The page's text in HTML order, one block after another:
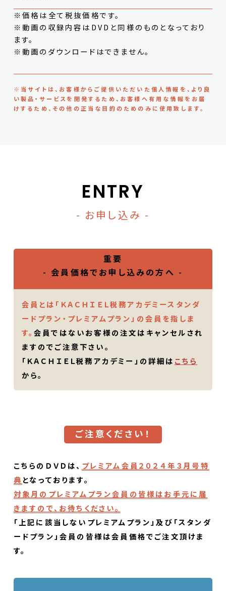
※価格は全て税抜価格です。
※動画の収録内容はDVDと同様のものとなっており
ます。
※動画のダウンロードはできません。
※当サイトは、お客様からご提供いただいた個人情報を、より良
い製品・サービスを開発するため、お客様へ有用な情報をお届
けするため、その他の正当な目的のためのみに使用致します。
ENTRY
- お申し込み -
重要
- 会員価格でお申し込みの方へ -
会員とは「ＫＡＣＨＩＥＬ税務アカデミースタンダ
ードプラン・プレミアムプラン」の会員を指しま
す。会員ではないお客様の注文はキャンセルされ
ますのでご注意下さい。
「ＫＡＣＨＩＥＬ税務アカデミー」の詳細は こちら
から。
ご注意ください！
こちらのＤＶＤは、 プレミアム会員２０２４年３月号特
典となっております。
対象月のプレミアムプラン会員の皆様はお手元に届
きますので、お待ちください。
「上記に該当しないプレミアムプラン」及び「スタンダ
ードプラン」会員の皆様は会員価格でご注文頂けま
す。